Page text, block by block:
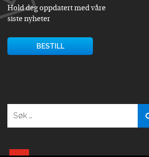
Hold deg oppdatert med våre
siste nyheter
BESTILL
youtube